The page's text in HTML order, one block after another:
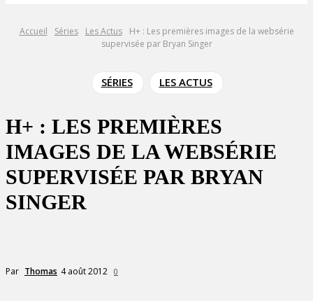
Accueil Séries Les Actus
H+ : Les premières images de la websérie
supervisée par Bryan Singer
SÉRIES LES ACTUS
H+ : LES PREMIÈRES
IMAGES DE LA WEBSÉRIE
SUPERVISÉE PAR BRYAN
SINGER
Par Thomas 4 août 2012 0